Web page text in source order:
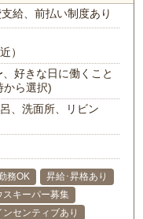
支給、前払い制度あり
）
好きな日に働くこと
から選択)
、洗面所、リビン
務OK
昇給･昇格あり
スキーパー募集
ンセンティブあり